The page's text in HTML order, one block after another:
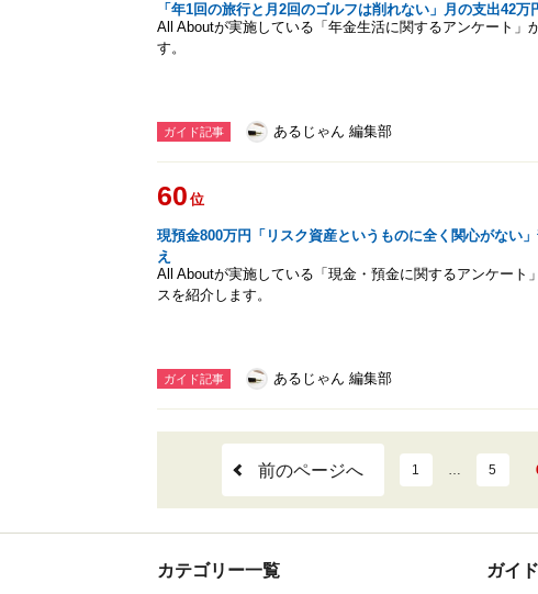
「年1回の旅行と月2回のゴルフは削れない」月の支出42
All Aboutが実施している「年金生活に関するアンケート」
す。
ガイド記事 あるじゃん 編集部
60 位
現預金800万円「リスク資産というものに全く関心がない
え
All Aboutが実施している「現金・預金に関するアンケート
スを紹介します。
ガイド記事 あるじゃん 編集部
前のページへ 1 … 5
カテゴリー一覧 ガイ